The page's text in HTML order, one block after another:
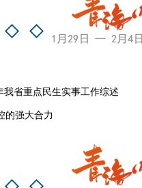
省重点民生实事工作综述
的强大合力